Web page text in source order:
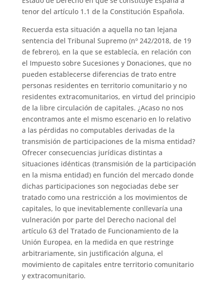
tenor del artículo 1.1 de la Constitución Española.
Recuerda esta situación a aquella no tan lejana
sentencia del Tribunal Supremo (nº 242/2018, de 19
de febrero), en la que se establecía, en relación con
el Impuesto sobre Sucesiones y Donaciones, que no
pueden establecerse diferencias de trato entre
personas residentes en territorio comunitario y no
residentes extracomunitarios, en virtud del principio
de la libre circulación de capitales. ¿Acaso no nos
encontramos ante el mismo escenario en lo relativo
a las pérdidas no computables derivadas de la
transmisión de participaciones de la misma entidad?
Ofrecer consecuencias jurídicas distintas a
situaciones idénticas (transmisión de la participación
en la misma entidad) en función del mercado donde
dichas participaciones son negociadas debe ser
tratado como una restricción a los movimientos de
capitales, lo que inevitablemente conllevaría una
vulneración por parte del Derecho nacional del
artículo 63 del Tratado de Funcionamiento de la
Unión Europea, en la medida en que restringe
arbitrariamente, sin justificación alguna, el
movimiento de capitales entre territorio comunitario
y extracomunitario.